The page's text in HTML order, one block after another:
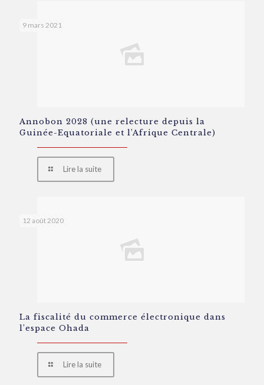
9 mars 2021
Annobon 2028 (une relecture depuis la
Guinée-Equatoriale et l’Afrique Centrale)
Lire la suite
12 août 2020
La fiscalité du commerce électronique dans
l’espace Ohada
Lire la suite